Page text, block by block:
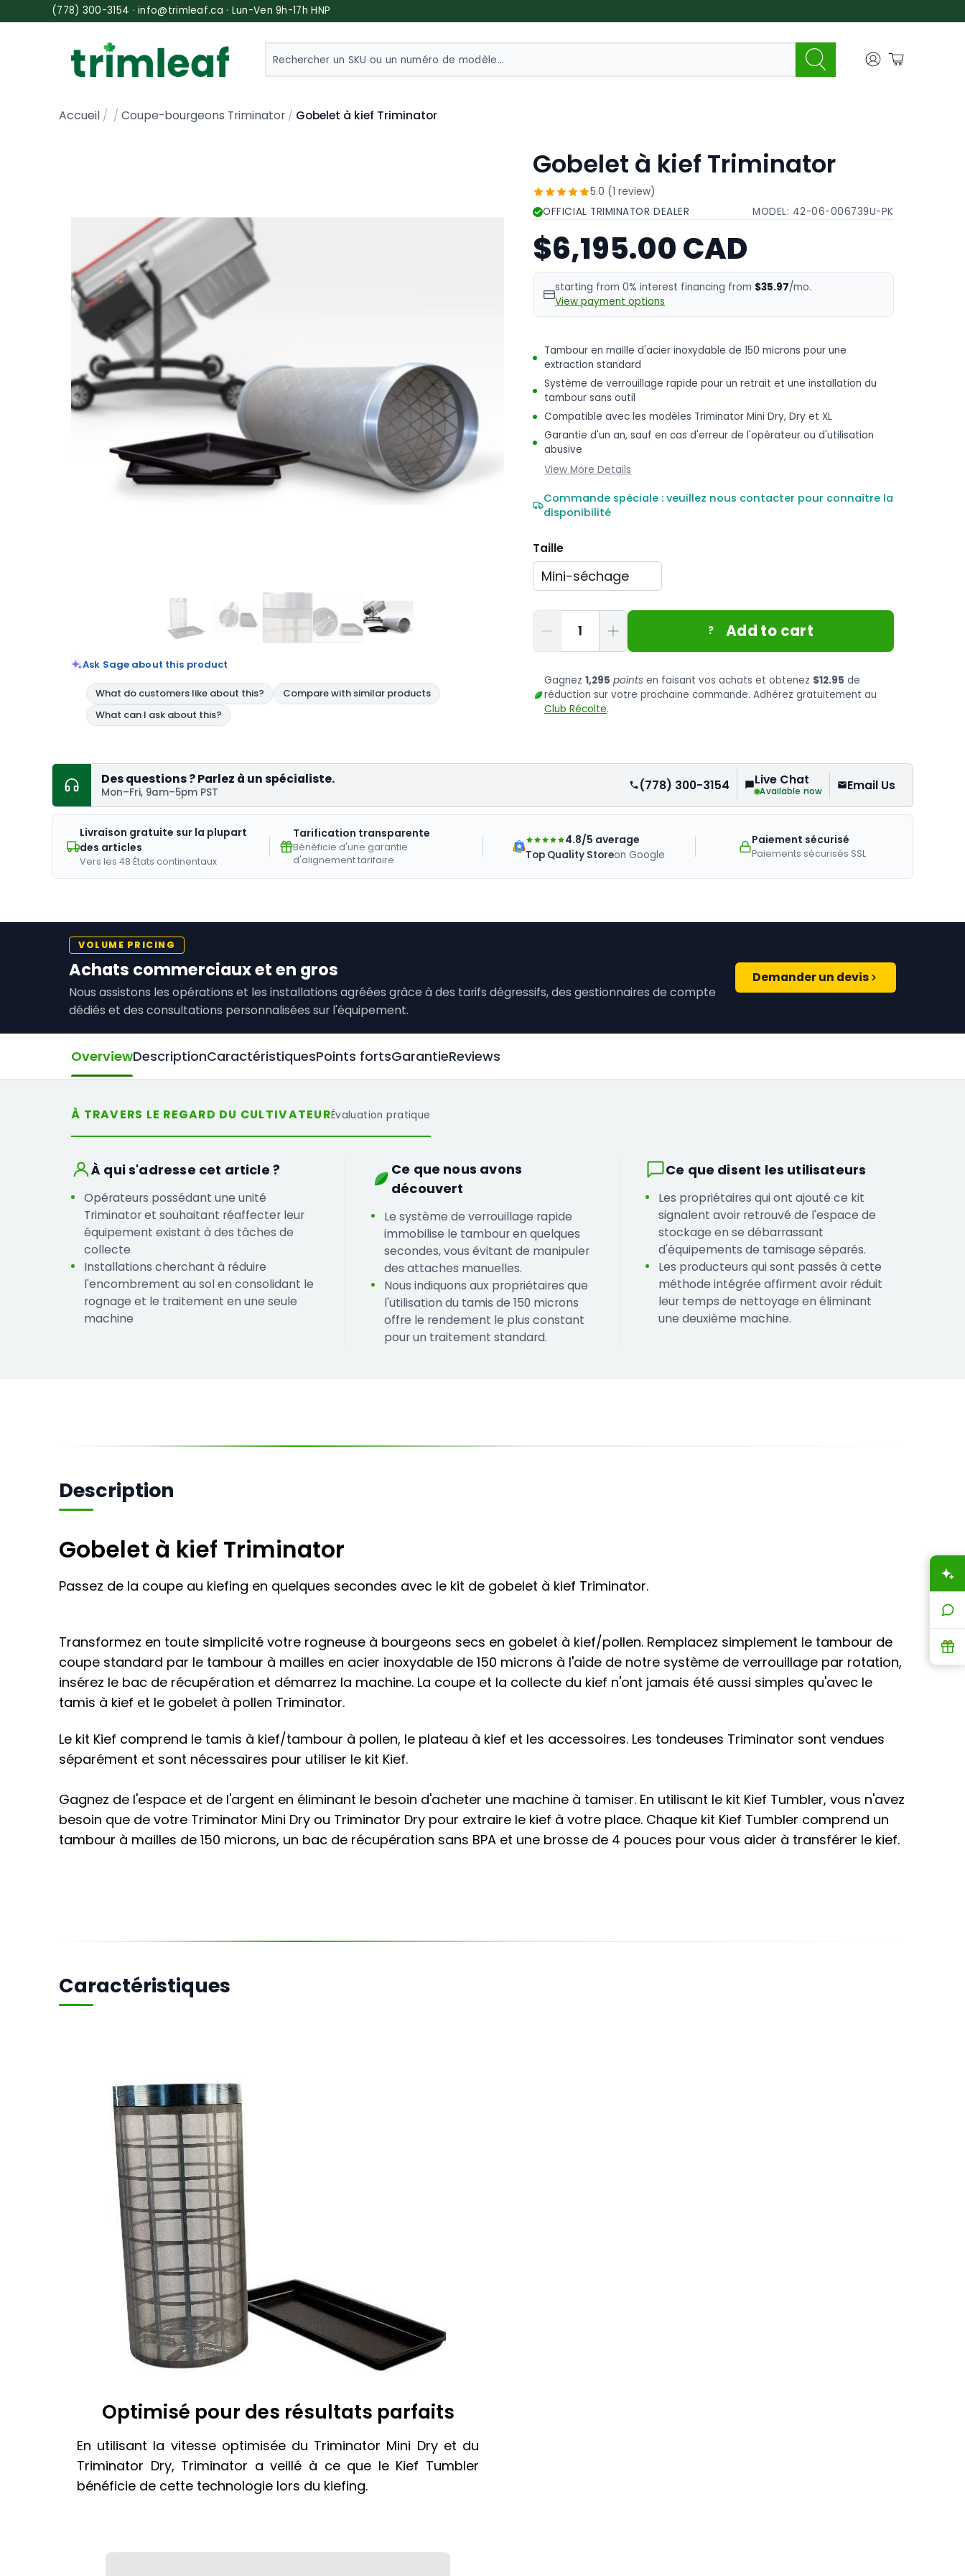
(778) 300-3154 · info@trimleaf.ca · Lun-Ven 9h-17h HNP
SEARCH
Accueil Coupe-bourgeons Triminator Gobelet à kief Triminator
Ask Sage about this product
Gobelet à kief Triminator
5.0 (1 review)
OFFICIAL TRIMINATOR DEALER
MODEL: 42-06-006739U-PK
$6,195.00 CAD
starting from 0% interest financing from $35.97/mo.
View payment options
Tambour en maille d'acier inoxydable de 150 microns pour une
extraction standard
Système de verrouillage rapide pour un retrait et une installation du
tambour sans outil
Compatible avec les modèles Triminator Mini Dry, Dry et XL
Garantie d'un an, sauf en cas d'erreur de l'opérateur ou d'utilisation
abusive
View More Details
Commande spéciale : veuillez nous contacter pour connaître la
disponibilité
Taille
? Add to cart
Gagnez1,295 points en faisant vos achats et obtenez $12.95 de
réduction sur votre prochaine commande. Adhérez gratuitement au
Club Récolte.
Des questions ? Parlez à un spécialiste.
Mon–Fri, 9am–5pm PST (778) 300-3154 Live Chat
Available now Email Us
Livraison gratuite sur la plupart
des articles
Vers les 48 États continentaux
Tarification transparente
Bénéficie d'une garantie
d'alignement tarifaire
4.8/5 average
Top Quality Storeon Google
Paiement sécurisé
Paiements sécurisés SSL
VOLUME PRICING
Achats commerciaux et en gros
Nous assistons les opérations et les installations agréées grâce à des tarifs dégressifs, des gestionnaires de compte
dédiés et des consultations personnalisées sur l'équipement.
Demander un devis
OverviewDescriptionCaractéristiquesPoints fortsGarantieReviews
À TRAVERS LE REGARD DU CULTIVATEURÉvaluation pratique
À qui s'adresse cet article ?
Opérateurs possédant une unité
Triminator et souhaitant réaffecter leur
équipement existant à des tâches de
collecte
Installations cherchant à réduire
l'encombrement au sol en consolidant le
rognage et le traitement en une seule
machine
Ce que nous avons
découvert
Le système de verrouillage rapide
immobilise le tambour en quelques
secondes, vous évitant de manipuler
des attaches manuelles.
Nous indiquons aux propriétaires que
l'utilisation du tamis de 150 microns
offre le rendement le plus constant
pour un traitement standard.
Ce que disent les utilisateurs
Les propriétaires qui ont ajouté ce kit
signalent avoir retrouvé de l'espace de
stockage en se débarrassant
d'équipements de tamisage séparés.
Les producteurs qui sont passés à cette
méthode intégrée affirment avoir réduit
leur temps de nettoyage en éliminant
une deuxième machine.
Description
Gobelet à kief Triminator
Passez de la coupe au kiefing en quelques secondes avec le kit de gobelet à kief Triminator.
Transformez en toute simplicité votre rogneuse à bourgeons secs en gobelet à kief/pollen. Remplacez simplement le tambour de
coupe standard par le tambour à mailles en acier inoxydable de 150 microns à l'aide de notre système de verrouillage par rotation,
insérez le bac de récupération et démarrez la machine. La coupe et la collecte du kief n'ont jamais été aussi simples qu'avec le
tamis à kief et le gobelet à pollen Triminator.
Le kit Kief comprend le tamis à kief/tambour à pollen, le plateau à kief et les accessoires. Les tondeuses Triminator sont vendues
séparément et sont nécessaires pour utiliser le kit Kief.
Gagnez de l'espace et de l'argent en éliminant le besoin d'acheter une machine à tamiser. En utilisant le kit Kief Tumbler, vous n'avez
besoin que de votre Triminator Mini Dry ou Triminator Dry pour extraire le kief à votre place. Chaque kit Kief Tumbler comprend un
tambour à mailles de 150 microns, un bac de récupération sans BPA et une brosse de 4 pouces pour vous aider à transférer le kief.
Caractéristiques
Optimisé pour des résultats parfaits
En utilisant la vitesse optimisée du Triminator Mini Dry et du
Triminator Dry, Triminator a veillé à ce que le Kief Tumbler
bénéficie de cette technologie lors du kiefing.